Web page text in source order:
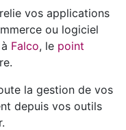
vos applications
ou logiciel
Falco, le point
la gestion de vos
depuis vos outils